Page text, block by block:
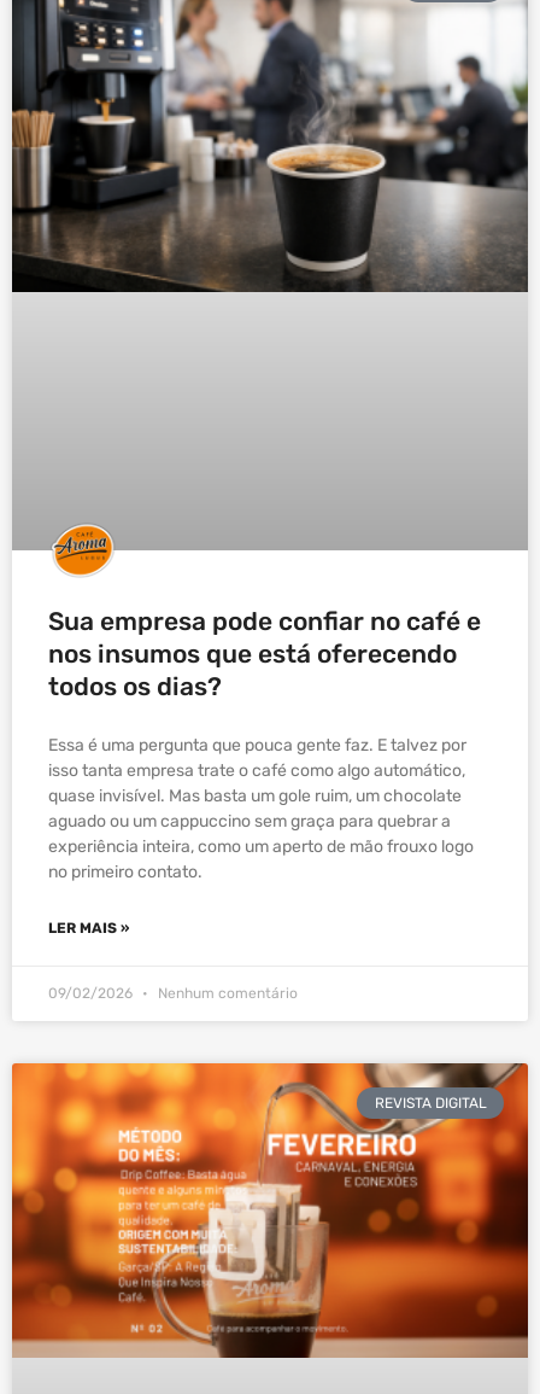
Sua empresa pode confiar no café e
nos insumos que está oferecendo
todos os dias?
Essa é uma pergunta que pouca gente faz. E talvez por
isso tanta empresa trate o café como algo automático,
quase invisível. Mas basta um gole ruim, um chocolate
aguado ou um cappuccino sem graça para quebrar a
experiência inteira, como um aperto de mão frouxo logo
no primeiro contato.
LER MAIS »
09/02/2026 Nenhum comentário
REVISTA DIGITAL